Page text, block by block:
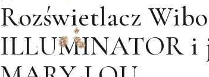
Rozświetlacz
ILLUMINATOR i